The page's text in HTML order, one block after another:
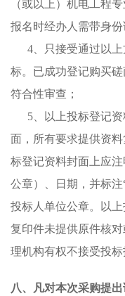
（或以上）机电工程
报名时经办人需带身
4 、只接受通过以
标。已成功登记购买
符合性审查；
5 、以上投标登记
面 ，所有要求提供资
标登记资料封面上应注
公章）、日期，并标注
投标人 单位公章。以
复印件未提供原件核对
理机构有权不接受投标
八、凡对本次采购提